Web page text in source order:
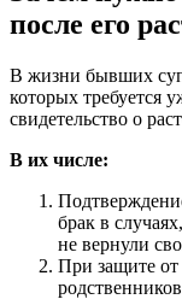
после его
В жизни бывших
которых требуется
свидетельство о
В их числе:
брак в
не вернули
При защите от